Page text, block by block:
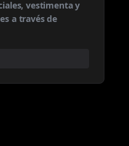
vestimenta y
a través de